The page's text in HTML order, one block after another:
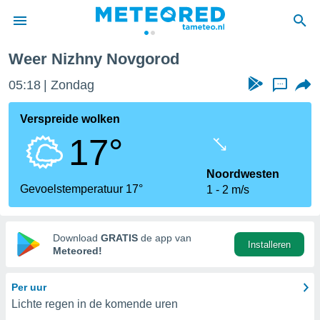
door
verstrekte
hoge
hebt de
voor
op basis
Weer Nizhny Novgorod
05:18 Zondag ...
Verspreide wolken
17°
Gevoelstemperatuur 17°
Noordwesten
1
2 m/s
Download GRATIS de app van
Meteored!
Installeren
Per uur
Lichte regen in de komende uren